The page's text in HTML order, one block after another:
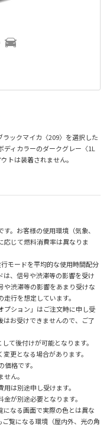
ックマイカ〈209〉を選択した
ディカラーのダークグレー〈1L
トは装着されません。
。お客様の使用環境（気象、
じて燃料消費率は異なりま
モードを平均的な使用時間配分
は、信号や渋滞等の影響を受け
や渋滞等の影響をあまり受けな
行を想定しています。
ション」はご注文時に申し受
はお受けできませんので、ご了
て後付けが可能となります。
更となる場合があります。
格です。
ん。
は別途申し受けます。
が別途必要となります。
なる画面で実際の色とは異な
覧になる環境（屋内外、光の角